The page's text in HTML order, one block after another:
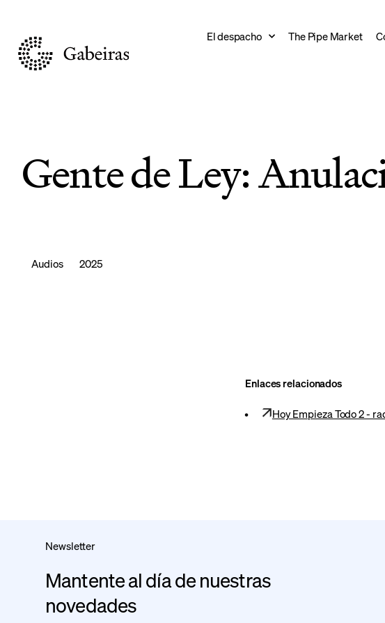
El despacho The Pipe Market
Gente de Ley:
Audios 2025
Enlaces relacionados
Hoy Empieza Todo 2 -
Newsletter
Mantente al día de nuestras
novedades